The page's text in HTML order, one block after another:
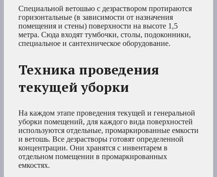
Специальной ветошью с дезраствором протираются
горизонтальные (в зависимости от назначения
помещения и стены) поверхности на высоте 1,5
метра. Сюда входят тумбочки, столы, подоконники,
специальное и сантехническое оборудование.
Техника проведения
текущей уборки
На каждом этапе проведения текущей и генеральной
уборки помещений, для каждого вида поверхностей
используются отдельные, промаркированные емкости
и ветошь. Все дезрастворы готовят определенной
концентрации. Они хранятся с инвентарем в
отдельном помещении в промаркированных
емкостях.